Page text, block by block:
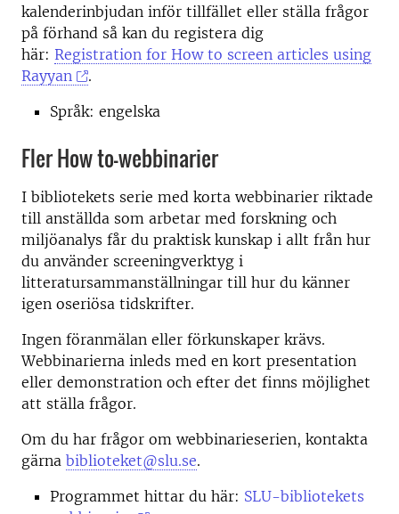
kalenderinbjudan inför tillfället eller ställa frågor
på förhand så kan du registera dig
här: Registration for How to screen articles using
Rayyan
.
Språk: engelska
Fler How to-webbinarier
I bibliotekets serie med korta webbinarier riktade
till anställda som arbetar med forskning och
miljöanalys får du praktisk kunskap i allt från hur
du använder screeningverktyg i
litteratursammanställningar till hur du känner
igen oseriösa tidskrifter.
Ingen föranmälan eller förkunskaper krävs.
Webbinarierna inleds med en kort presentation
eller demonstration och efter det finns möjlighet
att ställa frågor.
Om du har frågor om webbinarieserien, kontakta
gärna biblioteket@slu.se.
Programmet hittar du här: SLU-bibliotekets